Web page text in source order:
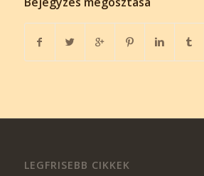
LEGFRISEBB CIKKEK